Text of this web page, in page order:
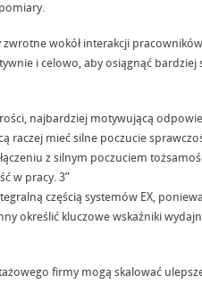
zwrotne wokół interakcji
i celowo, aby osiągnąć
najbardziej motywującą
raczej mieć silne poczucie
z silnym poczuciem
w pracy. 3”
częścią systemów EX,
określić kluczowe wskaźniki
firmy mogą skalować